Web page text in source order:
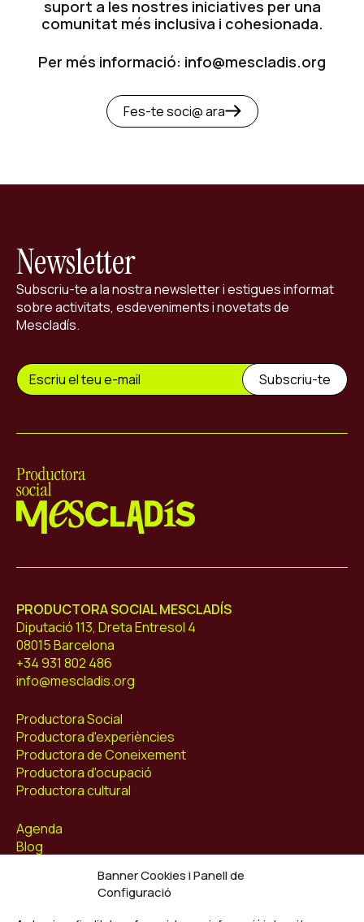
Banner Cookies i Panell de
Configuració
suport a les nostres iniciatives per una
comunitat més inclusiva i cohesionada.
Per més informació: info@mescladis.org
Fes-te soci@ ara
Newsletter
Subscriu-te a la nostra newsletter i estigues informat
sobre activitats, esdeveniments i novetats de
Mescladís.
PRODUCTORA SOCIAL MESCLADÍS
Diputació 113, Dreta Entresol 4
08015 Barcelona
+34 931 802 486
info@mescladis.org
Productora Social
Productora d'experiències
Productora de Coneixement
Productora d'ocupació
Productora cultural
Agenda
Blog